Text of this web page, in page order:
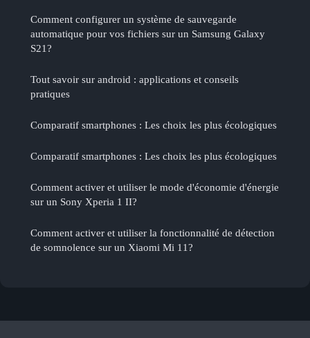
Comment configurer un système de sauvegarde
automatique pour vos fichiers sur un Samsung Galaxy
S21?
Tout savoir sur android : applications et conseils
pratiques
Comparatif smartphones : Les choix les plus écologiques
Comparatif smartphones : Les choix les plus écologiques
Comment activer et utiliser le mode d'économie d'énergie
sur un Sony Xperia 1 II?
Comment activer et utiliser la fonctionnalité de détection
de somnolence sur un Xiaomi Mi 11?